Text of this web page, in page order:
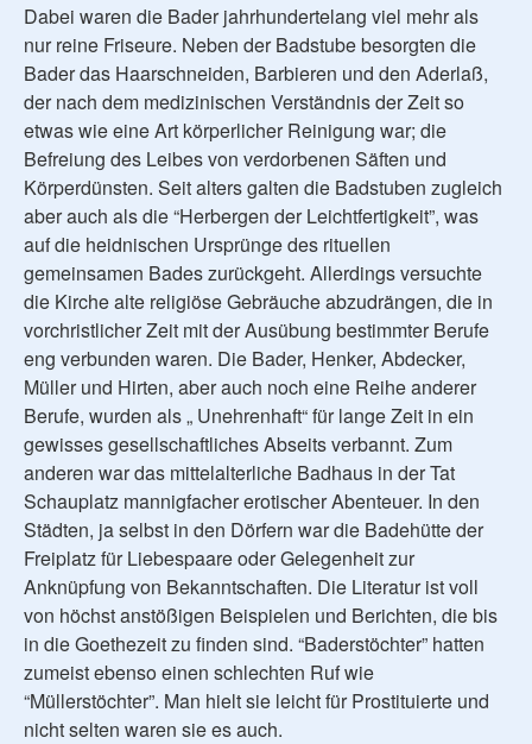
Dabei waren die Bader jahrhundertelang viel mehr als
nur reine Friseure. Neben der Badstube besorgten die
Bader das Haarschneiden, Barbieren und den Aderlaß,
der nach dem medizinischen Verständnis der Zeit so
etwas wie eine Art körperlicher Reinigung war; die
Befreiung des Leibes von verdorbenen Säften und
Körperdünsten. Seit alters galten die Badstuben zugleich
aber auch als die “Herbergen der Leichtfertigkeit”, was
auf die heidnischen Ursprünge des rituellen
gemeinsamen Bades zurückgeht. Allerdings versuchte
die Kirche alte religiöse Gebräuche abzudrängen, die in
vorchristlicher Zeit mit der Ausübung bestimmter Berufe
eng verbunden waren. Die Bader, Henker, Abdecker,
Müller und Hirten, aber auch noch eine Reihe anderer
Berufe, wurden als „ Unehrenhaft“ für lange Zeit in ein
gewisses gesellschaftliches Abseits verbannt. Zum
anderen war das mittelalterliche Badhaus in der Tat
Schauplatz mannigfacher erotischer Abenteuer. In den
Städten, ja selbst in den Dörfern war die Badehütte der
Freiplatz für Liebespaare oder Gelegenheit zur
Anknüpfung von Bekanntschaften. Die Literatur ist voll
von höchst anstößigen Beispielen und Berichten, die bis
in die Goethezeit zu finden sind. “Baderstöchter” hatten
zumeist ebenso einen schlechten Ruf wie
“Müllerstöchter”. Man hielt sie leicht für Prostituierte und
nicht selten waren sie es auch.